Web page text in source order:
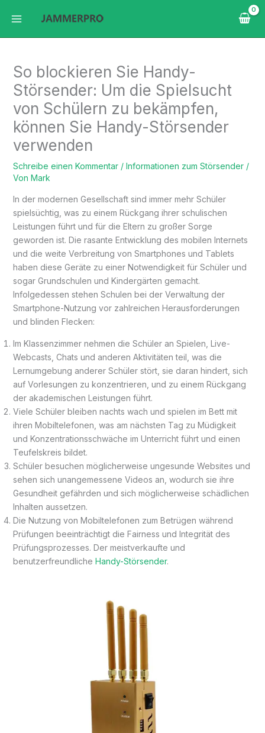
Inhalt
So blockieren Sie Handy-
Störsender: Um die Spielsucht
von Schülern zu bekämpfen,
können Sie Handy-Störsender
verwenden
Schreibe einen Kommentar / Informationen zum Störsender/
Von Mark
In der modernen Gesellschaft sind immer mehr Schüler
spielsüchtig, was zu einem Rückgang ihrer schulischen
Leistungen führt und für die Eltern zu großer Sorge
geworden ist. Die rasante Entwicklung des mobilen Internets
und die weite Verbreitung von Smartphones und Tablets
haben diese Geräte zu einer Notwendigkeit für Schüler und
sogar Grundschulen und Kindergärten gemacht.
Infolgedessen stehen Schulen bei der Verwaltung der
Smartphone-Nutzung vor zahlreichen Herausforderungen
und blinden Flecken:
Im Klassenzimmer nehmen die Schüler an Spielen, Live-
Webcasts, Chats und anderen Aktivitäten teil, was die
Lernumgebung anderer Schüler stört, sie daran hindert, sich
auf Vorlesungen zu konzentrieren, und zu einem Rückgang
der akademischen Leistungen führt.
Viele Schüler bleiben nachts wach und spielen im Bett mit
ihren Mobiltelefonen, was am nächsten Tag zu Müdigkeit
und Konzentrationsschwäche im Unterricht führt und einen
Teufelskreis bildet.
Schüler besuchen möglicherweise ungesunde Websites und
sehen sich unangemessene Videos an, wodurch sie ihre
Gesundheit gefährden und sich möglicherweise schädlichen
Inhalten aussetzen.
Die Nutzung von Mobiltelefonen zum Betrügen während
Prüfungen beeinträchtigt die Fairness und Integrität des
Prüfungsprozesses. Der meistverkaufte und
benutzerfreundliche Handy-Störsender.